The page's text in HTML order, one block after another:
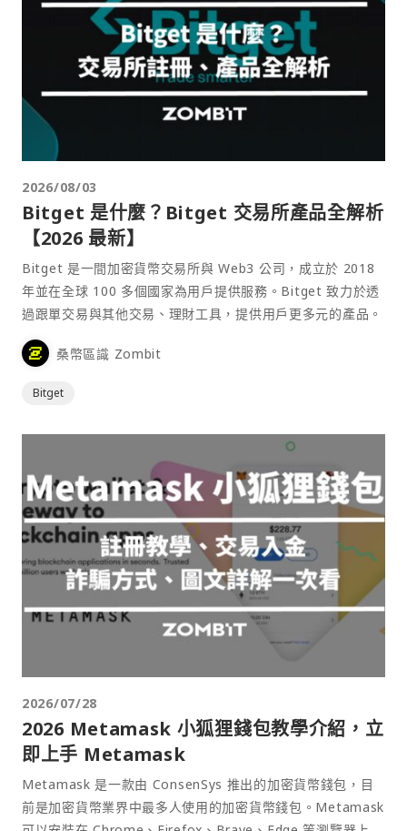
2026/08/03
Bitget 是什麼？Bitget 交易所產品全解析
【2026 最新】
Bitget 是一間加密貨幣交易所與 Web3 公司，成立於 2018
年並在全球 100 多個國家為用戶提供服務。Bitget 致力於透
過跟單交易與其他交易、理財工具，提供用戶更多元的產品。
桑幣區識 Zombit
Bitget
2026/07/28
2026 Metamask 小狐狸錢包教學介紹，立
即上手 Metamask
Metamask 是一款由 ConsenSys 推出的加密貨幣錢包，目
前是加密貨幣業界中最多人使用的加密貨幣錢包。Metamask